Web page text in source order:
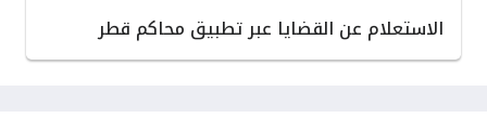
الاستعلام عن القضايا عبر تطبيق محاكم قطر